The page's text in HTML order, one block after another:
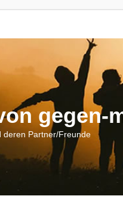
gegen-
deren Partner/Freunde